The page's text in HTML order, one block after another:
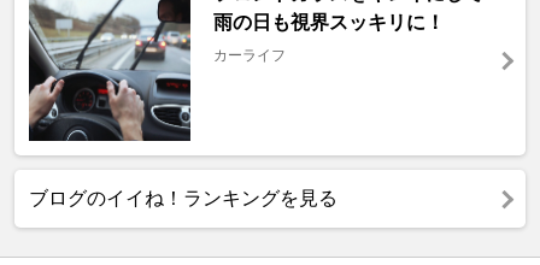
雨の日も視界スッキリに！
カーライフ
ブログのイイね！ランキングを見る